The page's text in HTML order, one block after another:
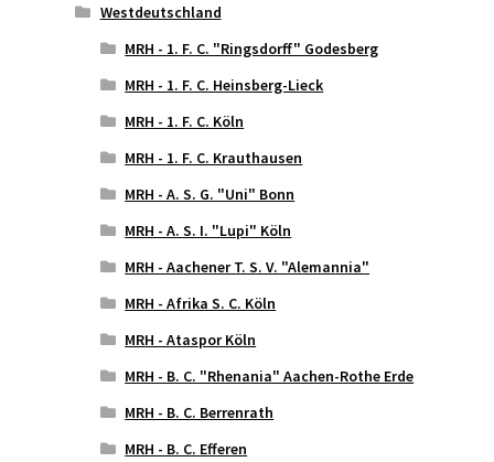
Westdeutschland
MRH - 1. F. C. "Ringsdorff" Godesberg
MRH - 1. F. C. Heinsberg-Lieck
MRH - 1. F. C. Köln
MRH - 1. F. C. Krauthausen
MRH - A. S. G. "Uni" Bonn
MRH - A. S. I. "Lupi" Köln
MRH - Aachener T. S. V. "Alemannia"
MRH - Afrika S. C. Köln
MRH - Ataspor Köln
MRH - B. C. "Rhenania" Aachen-Rothe Erde
MRH - B. C. Berrenrath
MRH - B. C. Efferen